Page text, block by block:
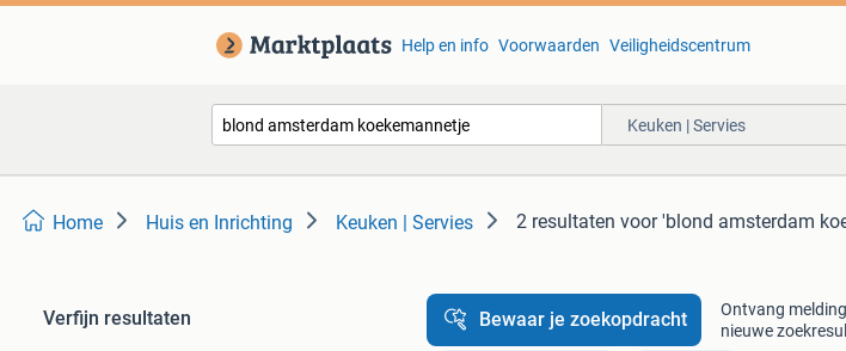
Help en info Voorwaarden Veiligheidscentrum
Keuken | Servies
Home Huis en Inrichting Keuken | Servies 2 resultaten voor 'blond amsterdam
Verfijn resultaten
Bewaar je zoekopdracht
Ontvang
nieuwe